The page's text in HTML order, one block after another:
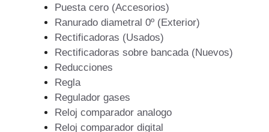
Puesta cero (Accesorios)
Ranurado diametral 0º (Exterior)
Rectificadoras (Usados)
Rectificadoras sobre bancada (Nuevos)
Reducciones
Regla
Regulador gases
Reloj comparador analogo
Reloj comparador digital